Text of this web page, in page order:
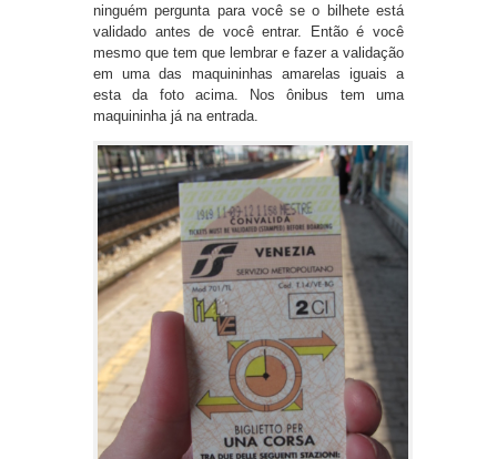
ninguém pergunta para você se o bilhete está
validado antes de você entrar. Então é você
mesmo que tem que lembrar e fazer a validação
em uma das maquininhas amarelas iguais a
esta da foto acima. Nos ônibus tem uma
maquininha já na entrada.